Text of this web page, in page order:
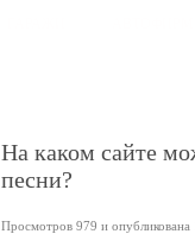
На каком сайте
песни?
Просмотров 979 и опубликована